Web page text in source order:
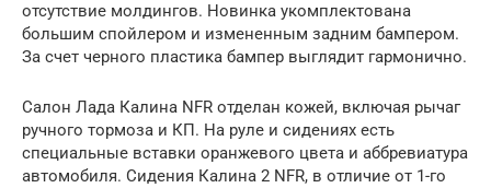
отсутствие молдингов. Новинка укомплектована
большим спойлером и измененным задним бампером.
За счет черного пластика бампер выглядит гармонично.
Салон Лада Калина NFR отделан кожей, включая рычаг
ручного тормоза и КП. На руле и сидениях есть
специальные вставки оранжевого цвета и аббревиатура
автомобиля. Сидения Калина 2 NFR, в отличие от 1-го